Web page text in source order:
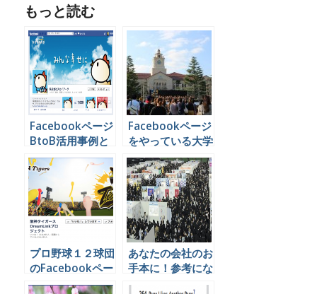
もっと読む
Facebookページ
BtoB活用事例と
運営の考え方
Facebookページ
をやっている大学
一覧
プロ野球１２球団
のFacebookペー
ジを勝手に比較し
あなたの会社のお
手本に！参考にな
る新卒採用